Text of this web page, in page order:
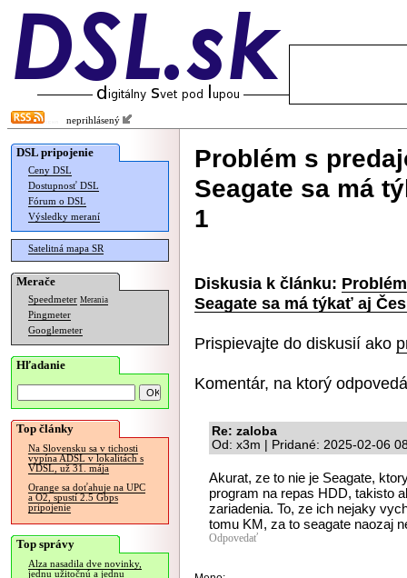
neprihlásený
DSL pripojenie
Ceny DSL
Dostupnosť DSL
Fórum o DSL
Výsledky meraní
Satelitná mapa SR
Merače
Speedmeter Merania
Pingmeter
Googlemeter
Hľadanie
Top články
Na Slovensku sa v tichosti
vypína ADSL v lokalitách s
VDSL, už 31. mája
Orange sa doťahuje na UPC
a O2, spustí 2.5 Gbps
pripojenie
Top správy
Alza nasadila dve novinky,
jednu užitočnú a jednu
Problém s
Seagate sa má
1
Diskusia k článku:
Seagate sa má týkať aj
Prispievajte do diskusií ako
Komentár, na ktorý
Re: zaloba
Od: x3m | Pridané: 2025-02-06
Akurat, ze to nie je Seagate,
program na repas HDD, takisto
zariadenia. To, ze ich nejaky
tomu KM, za to seagate naozaj
Odpovedať